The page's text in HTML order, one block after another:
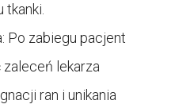
tkanki.
Po zabiegu pacjent
lekarza
ran i unikania